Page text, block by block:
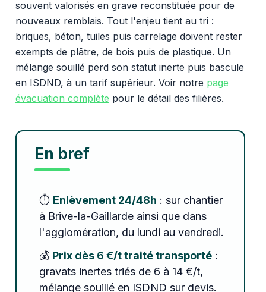
souvent valorisés en grave reconstituée pour de
nouveaux remblais. Tout l'enjeu tient au tri :
briques, béton, tuiles puis carrelage doivent rester
exempts de plâtre, de bois puis de plastique. Un
mélange souillé perd son statut inerte puis bascule
en ISDND, à un tarif supérieur. Voir notre page
évacuation complète pour le détail des filières.
En bref
⏱️ Enlèvement 24/48h : sur chantier
à Brive-la-Gaillarde ainsi que dans
l'agglomération, du lundi au vendredi.
💰 Prix dès 6 €/t traité transporté:
gravats inertes triés de 6 à 14 €/t,
mélange souillé en ISDND sur devis.